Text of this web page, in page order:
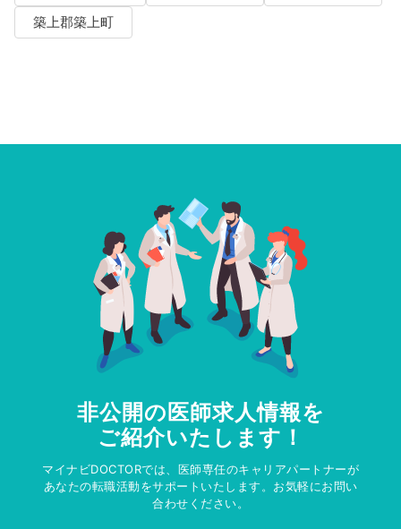
築上郡築上町
非公開の医師求人情報を
ご紹介いたします！
マイナビDOCTORでは、医師専任のキャリアパートナーが
あなたの転職活動をサポートいたします。お気軽にお問い
合わせください。